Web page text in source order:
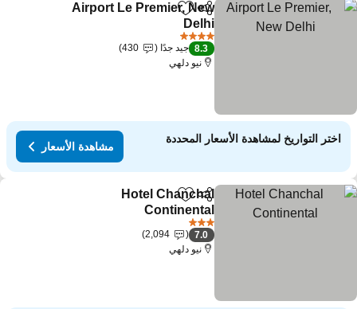
مشاركةAdd to favorites
Airport Le Premier, New
Delhi
8.3 جيد جدًا
430
نيو دلهي
اختر التواريخ لمشاهدة الأسعار المحددة
مشاهدة الأسعار
مشاركةAdd to favorites
Hotel Chanchal
Continental
7.0
2,094
نيو دلهي